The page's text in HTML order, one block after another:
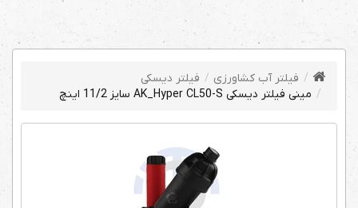
فیلتر آب کشاورزی
فیلتر دیسکی
مینی فیلتر دیسکی AK_Hyper CL50-S سایز 11/2 اینچ